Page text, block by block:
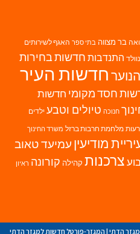
בר מצווה בתי ספר האגף לשירותים
התנדבות חדשות בחירות
חדשות העיר
חסד מקומי חדשות
חנוכה טיולים וטבע ילדים
מלחמת חרבות ברזל משרד החינוך
מודיעין עמיעד טאוב
צרכנות קהילה קורונה ראיון
הדתי | המגזר-פורטל חדשות למגזר הדתי